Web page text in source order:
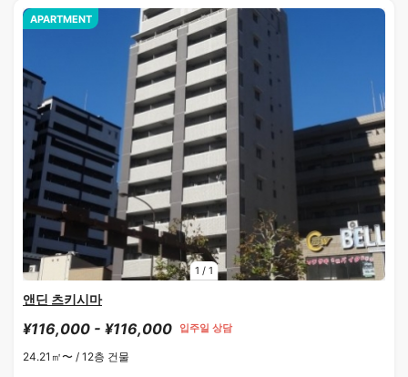
1 / 1
APARTMENT
앤딘 츠키시마
¥116,000 - ¥116,000 입주일 상담
24.21㎡〜 / 12층 건물